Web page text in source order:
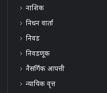
नाशिक
निधन वार्ता
निवड
निवडणूक
नैसर्गिक आपत्ती
न्यायिक वृत्त